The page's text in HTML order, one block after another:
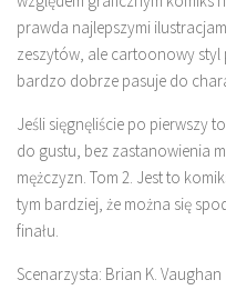
prawda najlepszymi
zeszytów, ale cartoonowy styl
bardzo dobrze pasuje do
Jeśli sięgnęliście po pierwszy
do gustu, bez zastanowienia
mężczyzn. Tom 2. Jest to
tym bardziej, że można się
finału.
Scenarzysta: Brian K. Vaughan